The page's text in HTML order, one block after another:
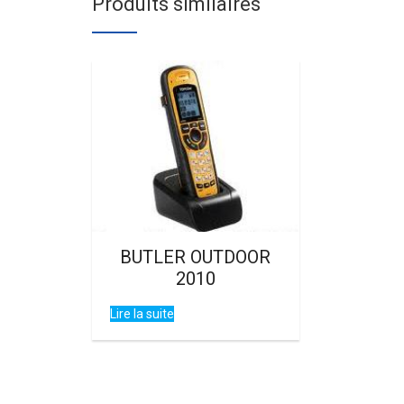
BUTLER OUTDOOR
2010
Lire la suite